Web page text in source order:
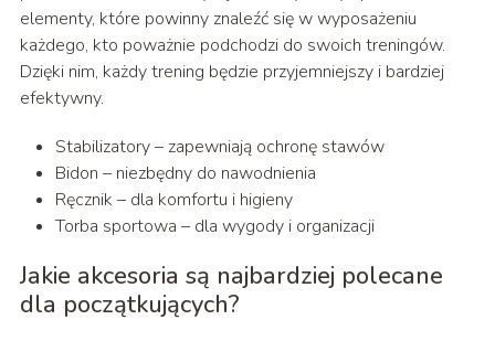
elementy, które powinny znaleźć się w wyposażeniu
każdego, kto poważnie podchodzi do swoich treningów.
Dzięki nim, każdy trening będzie przyjemniejszy i bardziej
efektywny.
Stabilizatory – zapewniają ochronę stawów
Bidon – niezbędny do nawodnienia
Ręcznik – dla komfortu i higieny
Torba sportowa – dla wygody i organizacji
Jakie akcesoria są najbardziej polecane
dla początkujących?